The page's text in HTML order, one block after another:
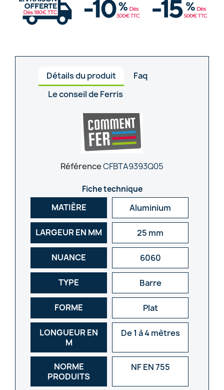
Détails du produit
Faq
Le conseil de Ferris
RéférenceCFBTA9393Q05
Fiche technique
MATIÈRE Aluminium
LARGEUR EN MM 25 mm
NUANCE 6060
TYPE Barre
FORME Plat
LONGUEUR EN
M
De 1 à 4 mètres
NORME
PRODUITS
NF EN 755